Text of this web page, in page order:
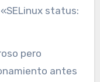
status:
pero
antes